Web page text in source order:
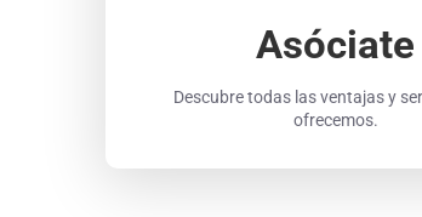
Asóciate
Descubre todas las ventajas y
ofrecemos.